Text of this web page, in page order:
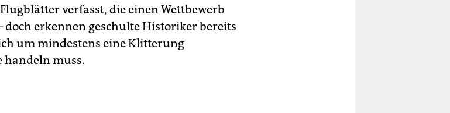
verfasst, die einen Wettbewerb
doch erkennen geschulte Historiker bereits
um mindestens eine Klitterung
handeln muss.